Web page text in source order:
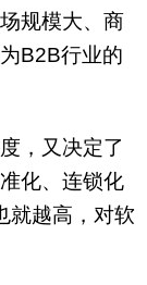
规模大、商
B2B行业的
，又决定了
化、连锁化
就越高，对软